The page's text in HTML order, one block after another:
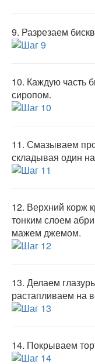
9. Разрезаем
10. Каждую часть
сиропом.
11. Смазываем
складывая один
12. Верхний корж
тонким слоем
мажем джемом.
13. Делаем
растапливаем на
14. Покрываем